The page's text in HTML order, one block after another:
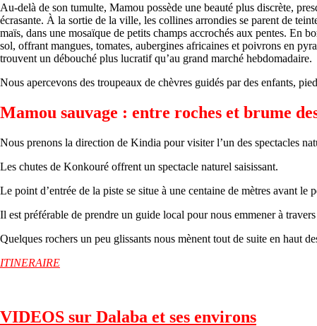
Au-delà de son tumulte, Mamou possède une beauté plus discrète,
écrasante. À la sortie de la ville, les collines arrondies se parent de
maïs, dans une mosaïque de petits champs accrochés aux pentes. En
sol, offrant mangues, tomates, aubergines africaines et poivrons en
trouvent un débouché plus lucratif qu’au grand marché hebdomadaire.
Nous apercevons des troupeaux de chèvres guidés par des enfants,
Mamou sauvage : entre roches et brume
Nous prenons la direction de Kindia pour visiter l’un des spectacles
Les chutes de Konkouré offrent un spectacle naturel saisissant.
Le point d’entrée de la piste se situe à une centaine de mètres avant
Il est préférable de prendre un guide local pour nous emmener à
Quelques rochers un peu glissants nous mènent tout de suite en haut
ITINERAIRE
VIDEOS sur Dalaba et ses environs